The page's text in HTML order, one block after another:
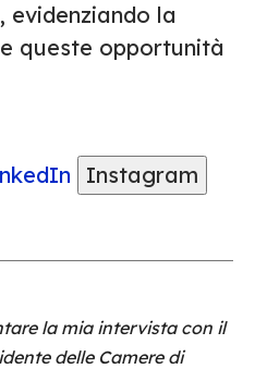
evidenziando la
queste opportunità
Instagram
la mia intervista con il
delle Camere di